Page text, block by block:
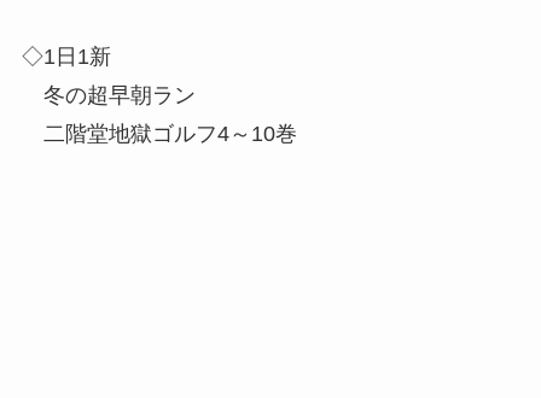
◇1日1新
冬の超早朝ラン
二階堂地獄ゴルフ4～10巻